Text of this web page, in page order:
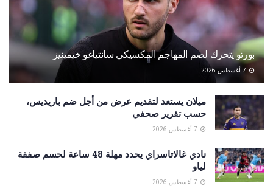
بورتو يتحرك لضم المهاجم المكسيكي سانتياغو خيمينيز
ميلان يستعد لتقديم عرض من أجل ضم باريديس،
حسب تقرير صحفي
نادي غالاتاسراي يحدد مهلة 48 ساعة لحسم صفقة
لياو